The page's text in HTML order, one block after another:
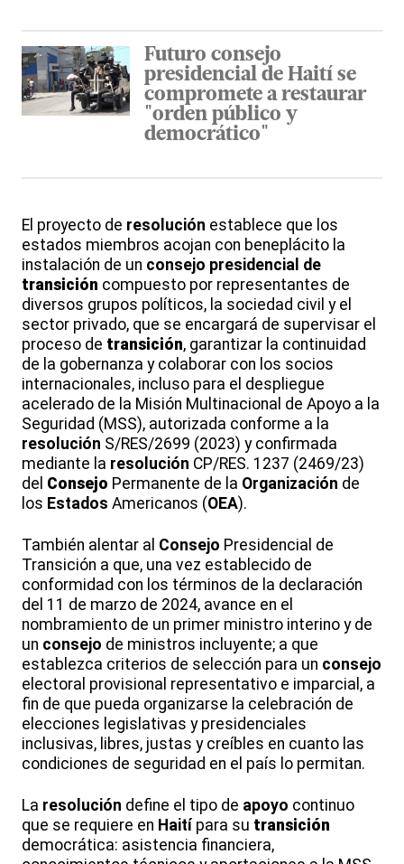
Futuro consejo
presidencial de Haití se
compromete a restaurar
"orden público y
democrático"
El proyecto de resolución establece que los
estados miembros acojan con beneplácito la
instalación de un consejo presidencial de
transición compuesto por representantes de
diversos grupos políticos, la sociedad civil y el
sector privado, que se encargará de supervisar el
proceso de transición, garantizar la continuidad
de la gobernanza y colaborar con los socios
internacionales, incluso para el despliegue
acelerado de la Misión Multinacional de Apoyo a la
Seguridad (MSS), autorizada conforme a la
resolución S/RES/2699 (2023) y confirmada
mediante la resolución CP/RES. 1237 (2469/23)
del Consejo Permanente de la Organización de
los Estados Americanos (OEA).
También alentar al Consejo Presidencial de
Transición a que, una vez establecido de
conformidad con los términos de la declaración
del 11 de marzo de 2024, avance en el
nombramiento de un primer ministro interino y de
un consejo de ministros incluyente; a que
establezca criterios de selección para un consejo
electoral provisional representativo e imparcial, a
fin de que pueda organizarse la celebración de
elecciones legislativas y presidenciales
inclusivas, libres, justas y creíbles en cuanto las
condiciones de seguridad en el país lo permitan.
La resolución define el tipo de apoyo continuo
que se requiere en Haití para su transición
democrática: asistencia financiera,